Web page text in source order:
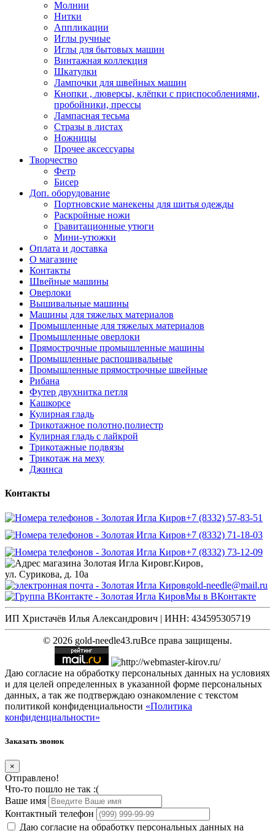
Молнии
Нитки
Аппликации
Иглы ручные
Иглы для бытовых машин
Винтажная коллекция
Шкатулки
Лампочки для швейных машин
Кнопки , люверсы, клёпки с приспособлениями,
пробойники, прессы
Лампасная тесьма
Стразы в листах
Ножницы
Прочее аксессуары
Творчество
Фетр
Бисер
Доп. оборудование
Портновские манекены для шитья одежды
Раскройные ножи
Гравитационные утюги
Мини-утюжки
Оплата и доставка
О магазине
Контакты
Швейные машины
Оверлоки
Вышивальные машины
Машины для тяжелых материалов
Промышленные для тяжелых материалов
Промышленные оверлоки
Прямострочные промышленные машины
Промышленные распошивальные
Промышленные прямострочные швейные
Рибана
Футер двухнитка петля
Кашкорсе
Кулирная гладь
Трикотажное полотно,полиестр
Кулирная гладь с лайкрой
Трикотажные подвязы
Трикотаж на меху
Джинса
Контакты
+7 (8332) 57-83-51
+7 (8332) 71-18-03
+7 (8332) 73-12-09
г.Киров,
ул. Сурикова, д. 10а
gold-needle@mail.ru
Мы в ВКонтакте
ИП Христачёв Илья Александрович | ИНН: 434595305719
© 2026 gold-needle43.ruВсе права защищены.
Даю согласие на обработку персональных данных на условиях
и для целей определенных в указанной форме персональных
данных, а так же подтверждаю ознакомление с текстом
политикой конфиденциальности «Политика
конфиденциальности»
Заказать звонок
×
Отправлено!
Что-то пошло не так :(
Ваше имя
Контактный телефон
Даю согласие на обработку персональных данных на